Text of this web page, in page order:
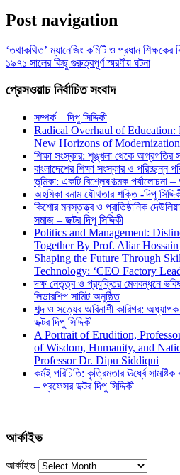
Post navigation
‘তথাকথিত’ ম্যানেজিং কমিটি ও প্রধান শিক্ষকের
১৯৭১ সালের কিছু গুরুত্বপূর্ণ স্মরণীয় ঘটনা
প্রেসওয়াচ নির্বাচিত সংবাদ
সম্পর্ক – দিপু সিদ্দিকী
Radical Overhaul of
New Horizons of
শিক্ষা সংস্কার: শৃঙ্খলা থেকে অগ্রগতির
বাংলাদেশের শিক্ষা সংস্কার ও পরিচ্ছন্ন
ভূমিকা: একটি বিশ্লেষণাত্মক পর্যালোচনা –
অহমিকা বনাম যৌথতার শক্তি -দিপু
কিশোর মনস্তত্ত্ব ও প্রাতিষ্ঠানিক
সমাজ – ডক্টর দিপু সিদ্দিকী
Politics and Management:
Together By Prof. Aliar Hossain
Shaping the Future Through
Technology: ‘CEO Factory
দক্ষ নেতৃত্ব ও প্রযুক্তির মেলবন্ধনে
লিডারশিপ সামিট অনুষ্ঠিত
শব্দ ও সত্যের অবিনাশী কারিগর:
ডক্টর দিপু সিদ্দিকী
A Portrait of Erudition,
of Wisdom, Humanity, and
Professor Dr. Dipu Siddiqui
কর্মই পরিচিতি: কৃত্রিমতার ঊর্ধ্বে সামষ্টিক
– প্রফেসর ডক্টর দিপু সিদ্দিকী
আর্কাইভ
আর্কাইভ